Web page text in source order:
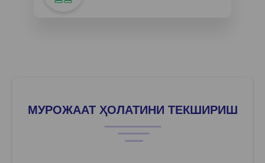
МУРОЖААТ ҲОЛАТИНИ ТЕКШИРИШ